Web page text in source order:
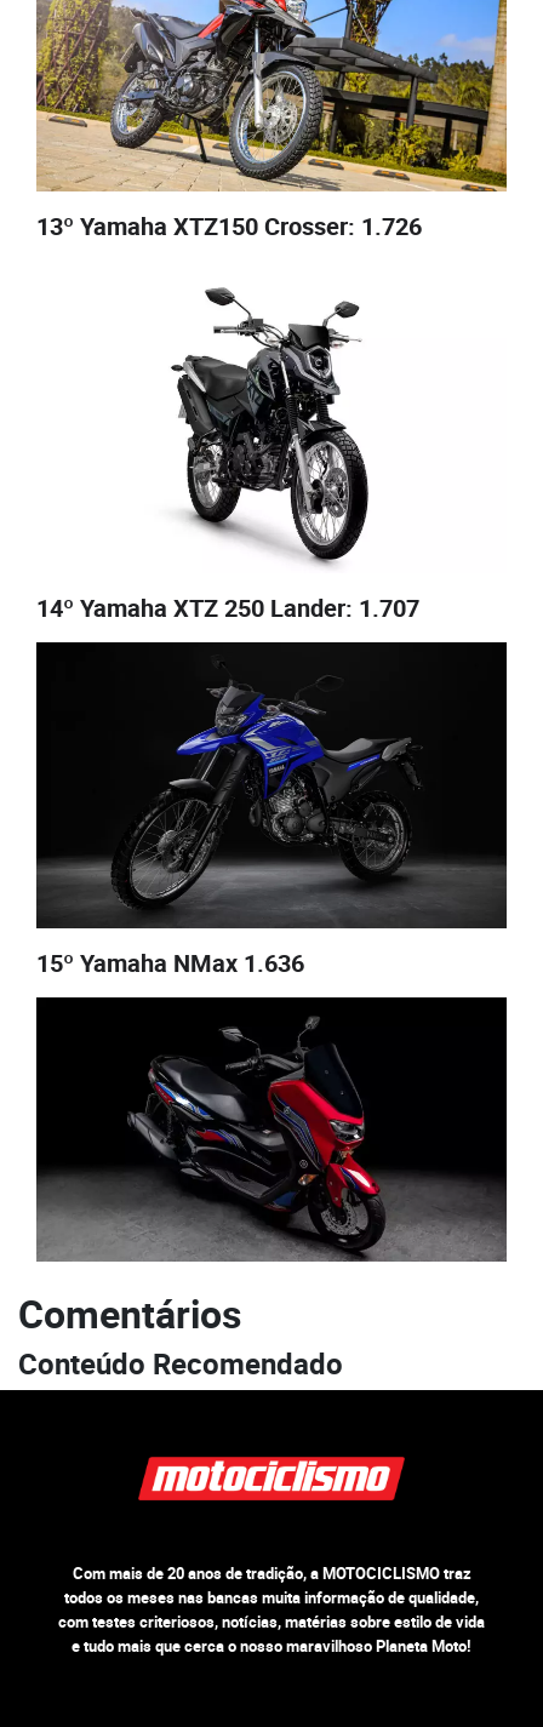
13º Yamaha XTZ150 Crosser: 1.726
14º Yamaha XTZ 250 Lander: 1.707
15º Yamaha NMax 1.636
Comentários
Conteúdo Recomendado
Com mais de 20 anos de tradição, a MOTOCICLISMO traz
todos os meses nas bancas muita informação de qualidade,
com testes criteriosos, notícias, matérias sobre estilo de vida
e tudo mais que cerca o nosso maravilhoso Planeta Moto!